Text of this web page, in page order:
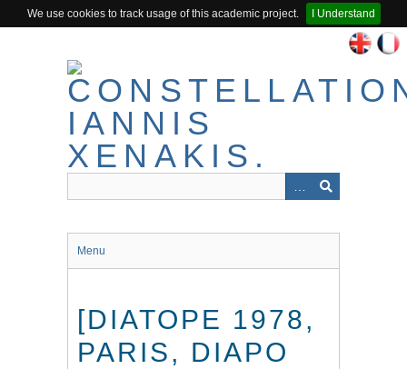
We use cookies to track usage of this academic project.
I Understand
Menu
[DIATOPE 1978,
PARIS, DIAPO